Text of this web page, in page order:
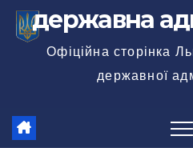
державна
Офіційна сторінка
державної